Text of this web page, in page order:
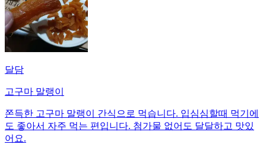
달담
고구마 말랭이
쫀득한 고구마 말랭이 간식으로 먹습니다. 입심심할때 먹기에
도 좋아서 자주 먹는 편입니다. 첨가물 없어도 달달하고 맛있
어요.